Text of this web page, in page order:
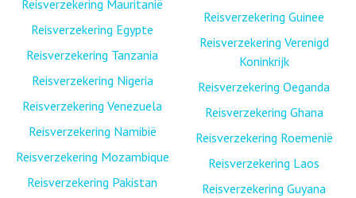
Reisverzekering Mauritanië
Reisverzekering Egypte
Reisverzekering Tanzania
Reisverzekering Nigeria
Reisverzekering Venezuela
Reisverzekering Namibië
Reisverzekering Mozambique
Reisverzekering Pakistan
Reisverzekering Guinee
Reisverzekering Verenigd
Koninkrijk
Reisverzekering Oeganda
Reisverzekering Ghana
Reisverzekering Roemenië
Reisverzekering Laos
Reisverzekering Guyana